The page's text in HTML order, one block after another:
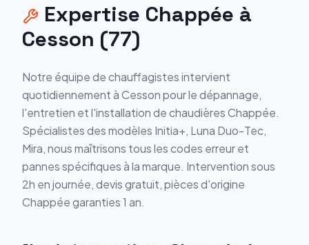
Expertise Chappée à
Cesson (77)
Notre équipe de chauffagistes intervient
quotidiennement àCessonpour le dépannage,
l'entretien et l'installation de chaudièresChappée.
Spécialistes des modèles Initia+, Luna Duo-Tec,
Mira, nous maîtrisons tous les codes erreur et
pannes spécifiques à la marque. Intervention sous
2h en journée, devis gratuit, pièces d'origine
Chappéegaranties 1 an.